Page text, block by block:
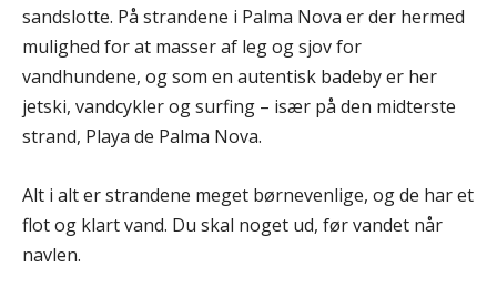
sandslotte. På strandene i Palma Nova er der hermed
mulighed for at masser af leg og sjov for
vandhundene, og som en autentisk badeby er her
jetski, vandcykler og surfing – især på den midterste
strand, Playa de Palma Nova.
Alt i alt er strandene meget børnevenlige, og de har et
flot og klart vand. Du skal noget ud, før vandet når
navlen.